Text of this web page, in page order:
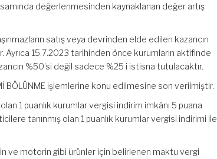
değerlenmesinden kaynaklanan değer artış
satış veya devrinden elde edilen kazancın
15.7.2023 tarihinden önce kurumların aktifinde
%50’si değil sadece %25 i istisna tutulacaktır.
BÖLÜNME işlemlerine konu edilmesine son verilmiştir.
1 puanlık kurumlar vergisi indirim imkânı 5 puana
tanınmış olan 1 puanlık kurumlar vergisi indirimi ile
ve motorin gibi ürünler için belirlenen maktu vergi